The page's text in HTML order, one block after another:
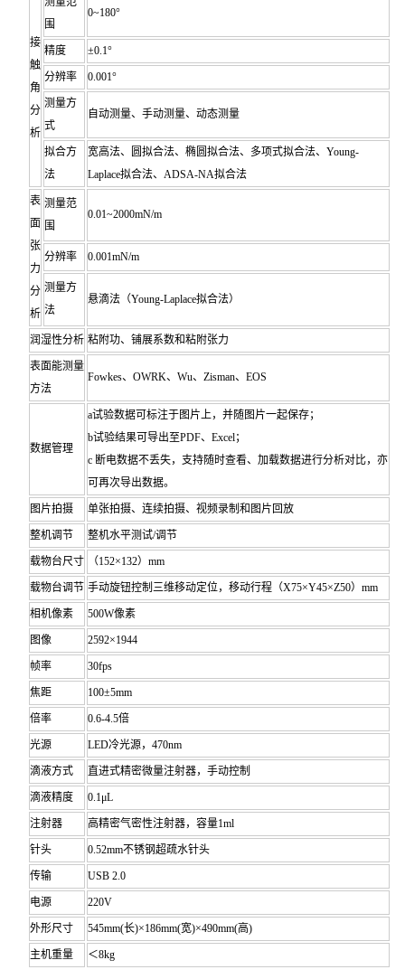
接
触
角
分
析
围
0~180°
精度 ±0.1°
分辨率 0.001°
测量方
式
自动测量、手动测量、动态测量
拟合方
法
宽高法、圆拟合法、椭圆拟合法、多项式拟合法、Young-
Laplace拟合法、ADSA-NA拟合法
表
面
张
力
分
析
测量范
围
0.01~2000mN/m
分辨率 0.001mN/m
测量方
法
悬滴法（Young-Laplace拟合法）
润湿性分析 粘附功、铺展系数和粘附张力
表面能测量
方法
Fowkes、OWRK、Wu、Zisman、EOS
数据管理
a试验数据可标注于图片上，并随图片一起保存；
b试验结果可导出至PDF、Excel；
c 断电数据不丢失，支持随时查看、加载数据进行分析对比，亦
可再次导出数据。
图片拍摄 单张拍摄、连续拍摄、视频录制和图片回放
整机调节 整机水平测试/调节
载物台尺寸 （152×132）mm
载物台调节 手动旋钮控制三维移动定位，移动行程（X75×Y45×Z50）mm
相机像素 500W像素
图像 2592×1944
帧率 30fps
焦距 100±5mm
倍率 0.6-4.5倍
光源 LED冷光源，470nm
滴液方式 直进式精密微量注射器，手动控制
滴液精度 0.1μL
注射器 高精密气密性注射器，容量1ml
针头 0.52mm不锈钢超疏水针头
传输 USB 2.0
电源 220V
外形尺寸 545mm(长)×186mm(宽)×490mm(高)
主机重量 ＜8kg